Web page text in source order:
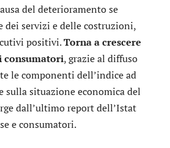
del deterioramento se
dei servizi e delle costruzioni,
positivi.Torna a crescere
consumatori, grazie al diffuso
le componenti dell’indice ad
sulla situazione economica del
dall’ultimo report dell’Istat
e consumatori.